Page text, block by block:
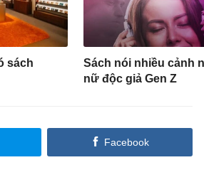
sách
Sách nói nhiều cảnh
nữ độc giả Gen Z
Facebook